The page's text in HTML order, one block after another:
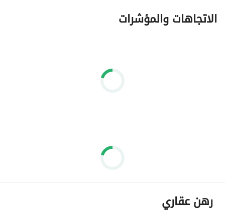
الاتجاهات والمؤشرات
رهن عقاري